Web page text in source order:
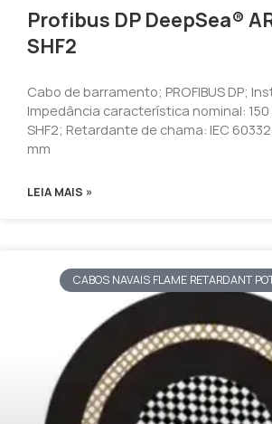
Profibus DP DeepSea®
SHF2
Cabo de barramento; PROFIBUS DP;
Impedância característica nominal:
SHF2; Retardante de chama: IEC
mm
LEIA MAIS »
CABOS NAVAIS FLAME RETARDANT